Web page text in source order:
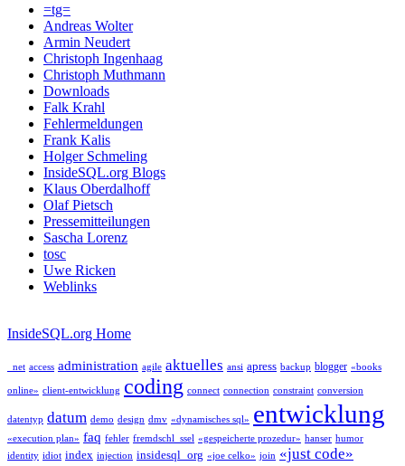
=tg=
Andreas Wolter
Armin Neudert
Christoph Ingenhaag
Christoph Muthmann
Downloads
Falk Krahl
Fehlermeldungen
Frank Kalis
Holger Schmeling
InsideSQL.org Blogs
Klaus Oberdalhoff
Olaf Pietsch
Pressemitteilungen
Sascha Lorenz
tosc
Uwe Ricken
Weblinks
InsideSQL.org Home
_net access administration agile aktuelles ansi apress backup blogger «books
online» client-entwicklung coding connect connection constraint conversion
datentyp datum demo design dmv «dynamisches sql» entwicklung
«execution plan» faq fehler fremdschl_ssel «gespeicherte prozedur» hanser humor
identity idiot index injection insidesql_org «joe celko» join «just code»